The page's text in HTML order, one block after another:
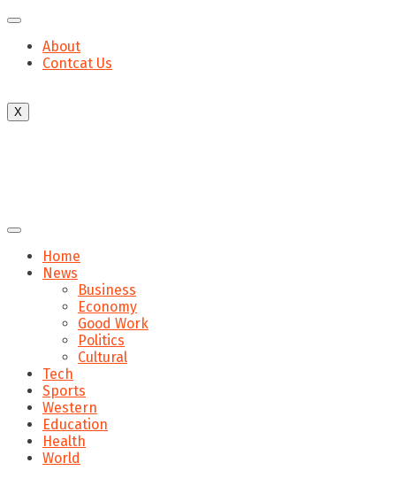
About
Contcat Us
X
Home
News
Business
Economy
Good Work
Politics
Cultural
Tech
Sports
Western
Education
Health
World